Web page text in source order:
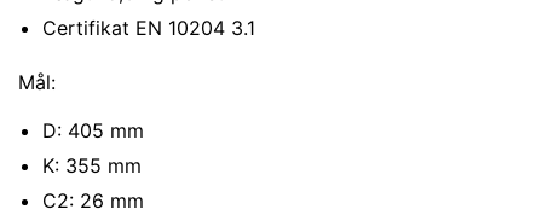
Certifikat EN 10204 3.1
Mål:
D: 405 mm
K: 355 mm
C2: 26 mm